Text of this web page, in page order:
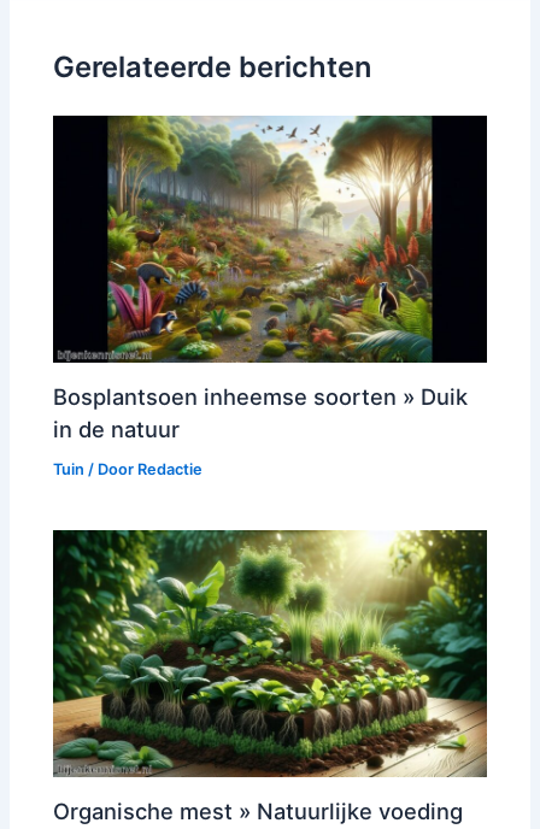
Gerelateerde berichten
Bosplantsoen inheemse soorten » Duik
in de natuur
Tuin / Door Redactie
Organische mest » Natuurlijke voeding